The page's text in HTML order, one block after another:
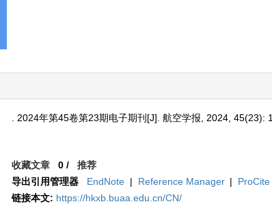
2024年第45卷第23期电子期刊 [J]. 航空学报, 2024, 45(23): 1.
收藏文章 0 /推荐
导出引用管理器
EndNote | Reference Manager | ProCite
链接本文: https://hkxb.buaa.edu.cn/CN/